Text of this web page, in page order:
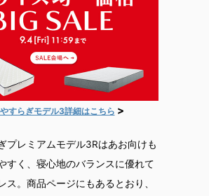
すらぎモデル3詳細はこちら >
プレミアムモデル3Rはあお向けも
すく、寝心地のバランスに優れて
ス。商品ページにもあるとおり、